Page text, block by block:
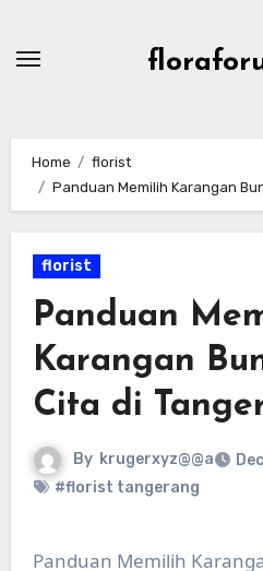
Home
florist
Panduan Memilih Karangan
florist
Panduan
Karangan
Cita di
By krugerxyz@@a
#florist tangerang
Panduan Memilih Karangan Bunga Duka Cita di